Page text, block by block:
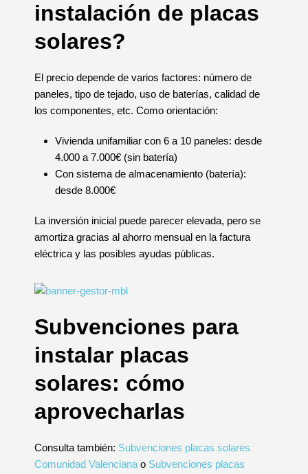
instalación de placas
solares?
El precio depende de varios factores: número de
paneles, tipo de tejado, uso de baterías, calidad de
los componentes, etc. Como orientación:
Vivienda unifamiliar con 6 a 10 paneles: desde
4.000 a 7.000€ (sin batería)
Con sistema de almacenamiento (batería):
desde 8.000€
La inversión inicial puede parecer elevada, pero se
amortiza gracias al ahorro mensual en la factura
eléctrica y las posibles ayudas públicas.
Subvenciones para
instalar placas
solares: cómo
aprovecharlas
Consulta también: Subvenciones placas solares
Comunidad Valenciana o Subvenciones placas